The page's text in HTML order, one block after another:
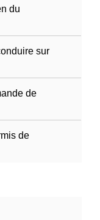
du
sur
de
de